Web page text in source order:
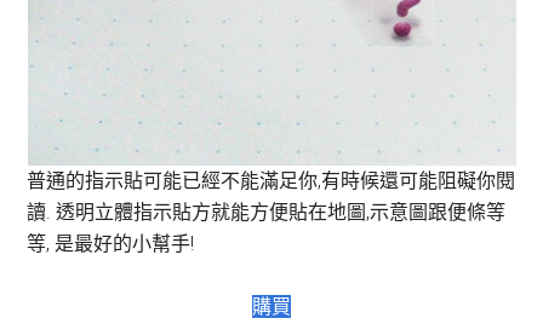
普通的指示貼可能已經不能滿足你,有時候還可能阻礙你閱
讀. 透明立體指示貼方就能方便貼在地圖,示意圖跟便條等
等, 是最好的小幫手!
購買